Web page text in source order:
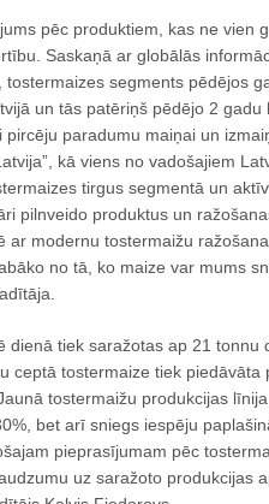
pēc produktiem, kas ne vien
Saskaņā ar globālās
tostermaizes segments pēdējos
un tās patēriņš pēdējo 2 gadu
paradumu maiņai un
kā viens no vadošajiem
tirgus segmentā un
pilnveido produktus un
ar modernu tostermaižu
no tā, ko maize var mums
dienā tiek saražotas ap 21 tonnu
ceptā tostermaize tiek piedāvāta
tostermaižu produkcijas
bet arī sniegs iespēju
pieprasījumam pēc
uz saražoto produkcijas